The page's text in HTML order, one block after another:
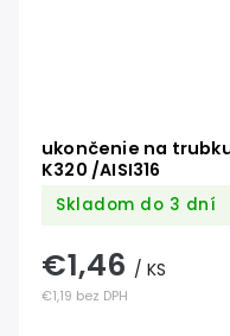
ukončenie na
K320 /AISI316
Skladom do 3 dní
€1,19 bez DPH
€1,46 / KS